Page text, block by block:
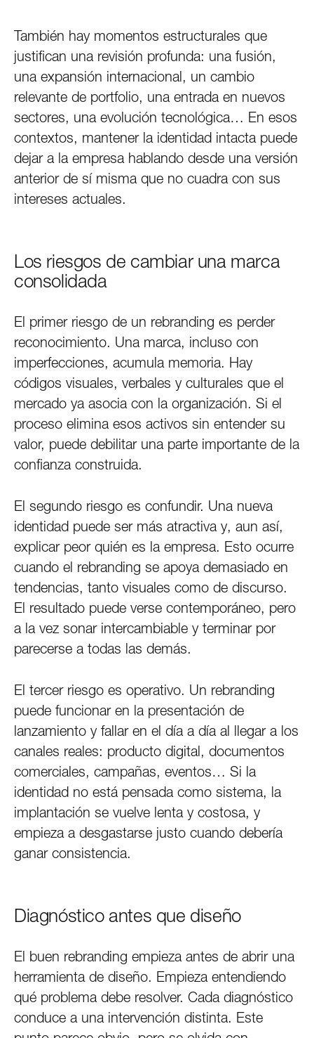
También hay momentos estructurales que
justifican una revisión profunda: una fusión,
una expansión internacional, un cambio
relevante de portfolio, una entrada en nuevos
sectores, una evolución tecnológica… En esos
contextos, mantener la identidad intacta puede
dejar a la empresa hablando desde una versión
anterior de sí misma que no cuadra con sus
intereses actuales.
Los riesgos de cambiar una marca
consolidada
El primer riesgo de un rebranding es perder
reconocimiento. Una marca, incluso con
imperfecciones, acumula memoria. Hay
códigos visuales, verbales y culturales que el
mercado ya asocia con la organización. Si el
proceso elimina esos activos sin entender su
valor, puede debilitar una parte importante de la
confianza construida.
El segundo riesgo es confundir. Una nueva
identidad puede ser más atractiva y, aun así,
explicar peor quién es la empresa. Esto ocurre
cuando el rebranding se apoya demasiado en
tendencias, tanto visuales como de discurso.
El resultado puede verse contemporáneo, pero
a la vez sonar intercambiable y terminar por
parecerse a todas las demás.
El tercer riesgo es operativo. Un rebranding
puede funcionar en la presentación de
lanzamiento y fallar en el día a día al llegar a los
canales reales: producto digital, documentos
comerciales, campañas, eventos… Si la
identidad no está pensada como sistema, la
implantación se vuelve lenta y costosa, y
empieza a desgastarse justo cuando debería
ganar consistencia.
Diagnóstico antes que diseño
El buen rebranding empieza antes de abrir una
herramienta de diseño. Empieza entendiendo
qué problema debe resolver. Cada diagnóstico
conduce a una intervención distinta. Este